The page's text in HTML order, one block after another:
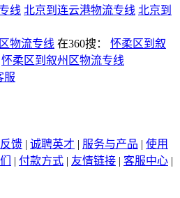
线 北京到连云港物流专线 北京到
物流专线 在360搜：
怀柔区到叙
怀柔区到叙州区物流专线
馈 | 诚聘英才 | 服务与产品 | 使用
| 付款方式 | 友情链接 | 客服中心 |